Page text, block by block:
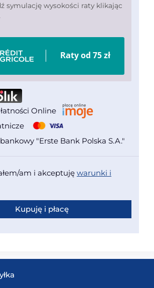
symulację wysokości raty klikając
Online
"Erste Bank Polska S.A."
am i akceptuję warunki i
Kupuję i płacę